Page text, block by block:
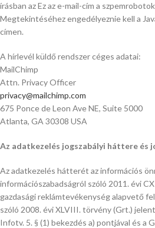
írásban azEz az e-mail-cím a
Megtekintéséhez engedélyeznie kell a
címen.
A hírlevél küldő rendszer céges adatai:
MailChimp
Attn. Privacy Officer
privacy@mailchimp.com
675 Ponce de Leon Ave NE, Suite 5000
Atlanta, GA 30308 USA
Az adatkezelés jogszabályi háttere és
Az adatkezelés hátterét az információs
információszabadságról szóló 2011. évi
gazdasági reklámtevékenység alapvető
szóló 2008. évi XLVIII. törvény (Grt.)
Infotv. 5. § (1) bekezdés a) pontjával és a